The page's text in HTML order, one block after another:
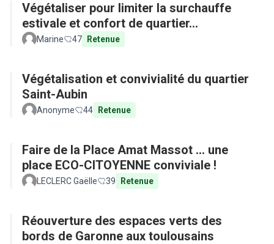
Végétaliser pour limiter la surchauffe
estivale et confort de quartier...
Marine 47 Retenue
Végétalisation et convivialité du quartier
Saint-Aubin
Anonyme 44 Retenue
Faire de la Place Amat Massot ... une
place ECO-CITOYENNE conviviale !
LECLERC Gaëlle 39 Retenue
Réouverture des espaces verts des
bords de Garonne aux toulousains